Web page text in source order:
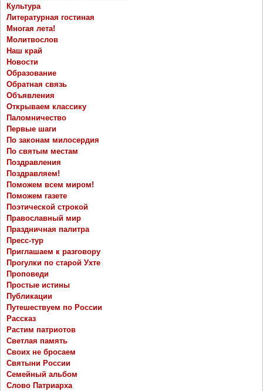
Культура
Литературная гостиная
Многая лета!
Молитвослов
Наш край
Новости
Образование
Обратная связь
Объявления
Открываем классику
Паломничество
Первые шаги
По законам милосердия
По святым местам
Поздравления
Поздравляем!
Поможем всем миром!
Поможем газете
Поэтической строкой
Православный мир
Праздничная палитра
Пресс-тур
Приглашаем к разговору
Прогулки по старой Ухте
Проповеди
Простые истины
Публикации
Путешествуем по России
Рассказ
Растим патриотов
Светлая память
Своих не бросаем
Святыни России
Семейный альбом
Слово Патриарха